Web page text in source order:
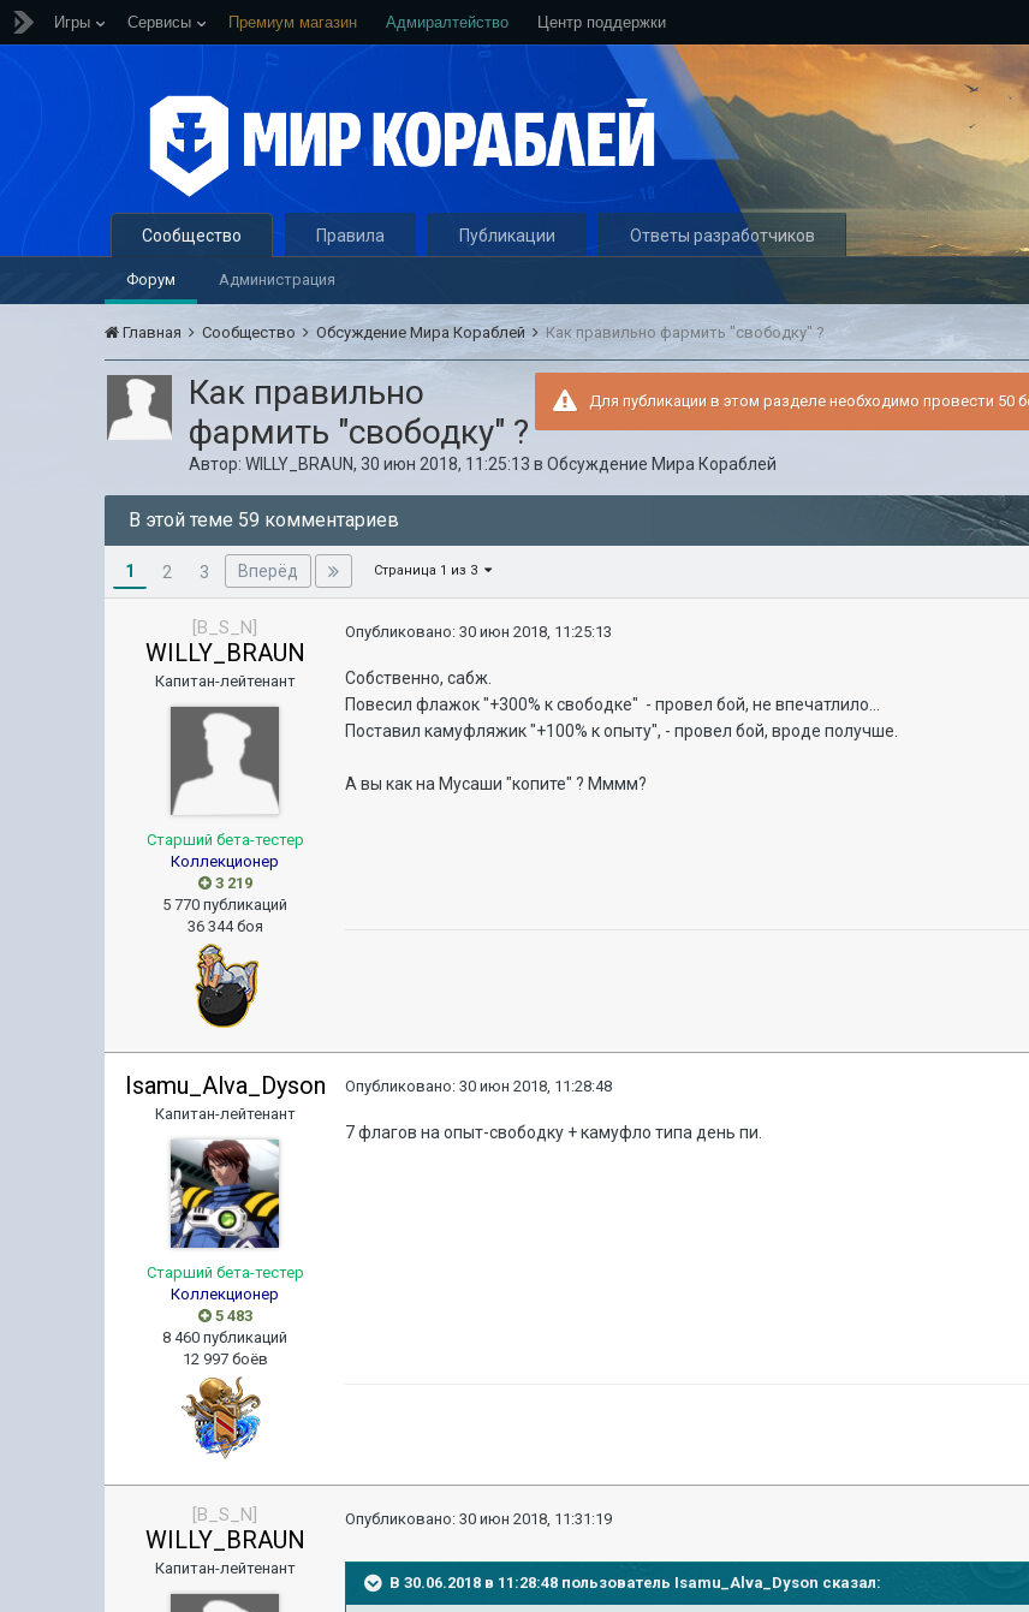
Игры Сервисы Премиум магазин Адмиралтейство Центр поддержки
Сообщество
Форум Администрация
Правила Публикации Ответы разработчиков
Главная Сообщество Обсуждение Мира Кораблей Как правильно фармить "свободку" ?
Для публикации в этом разделе необходимо провести 50
Как правильно
фармить "свободку" ?
Автор:WILLY_BRAUN,30 июн 2018, 11:25:13 вОбсуждение Мира Кораблей
В этой теме 59 комментариев
1 2 3 Вперёд Страница 1 из 3
[B_S_N]
WILLY_BRAUN
Капитан-лейтенант
Старший бета-тестер
Коллекционер
3 219
5 770 публикаций
36 344 боя
Опубликовано:30 июн 2018, 11:25:13
Собственно, сабж.
Повесил флажок "+300% к свободке" - провел бой, не впечатлило...
Поставил камуфляжик "+100% к опыту", - провел бой, вроде получше.
А вы как на Мусаши "копите" ? Мммм?
Isamu_Alva_Dyson
Капитан-лейтенант
Старший бета-тестер
Коллекционер
5 483
8 460 публикаций
12 997 боёв
Опубликовано:30 июн 2018, 11:28:48
7 флагов на опыт-свободку + камуфло типа день пи.
[B_S_N]
WILLY_BRAUN
Капитан-лейтенант
Опубликовано:30 июн 2018, 11:31:19
В 30.06.2018 в 11:28:48 пользователь Isamu_Alva_Dyson сказал: